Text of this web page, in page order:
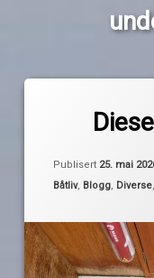
Publisert 25. mai
Kategorier:
Båtliv, Blogg, Diverse,
dørkluker
dørkplatetr
høytrykksspyler
kommentar
og
kryssfinér